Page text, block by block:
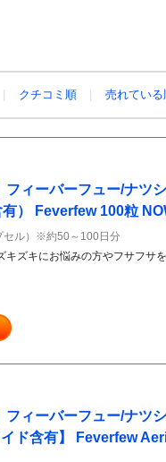
クチコミ順 売れている
フィーバーフュー/ナツ
） Feverfew 100粒
セル）※約50～100日分
キズキにお悩みの方やフサフサ
フィーバーフュー/ナツ
イド含有】 Feverfew